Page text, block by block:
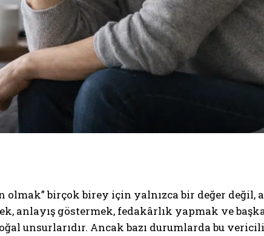
olmak” birçok birey için yalnızca bir değer değil,
anlayış göstermek, fedakârlık yapmak ve
unsurlarıdır. Ancak bazı durumlarda bu